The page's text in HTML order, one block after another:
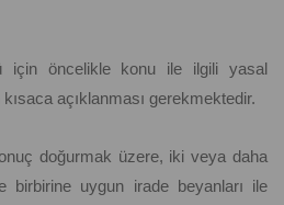
için öncelikle konu ile ilgili yasal
açıklanması gerekmektedir.
doğurmak üzere, iki veya daha
birbirine uygun irade beyanları ile